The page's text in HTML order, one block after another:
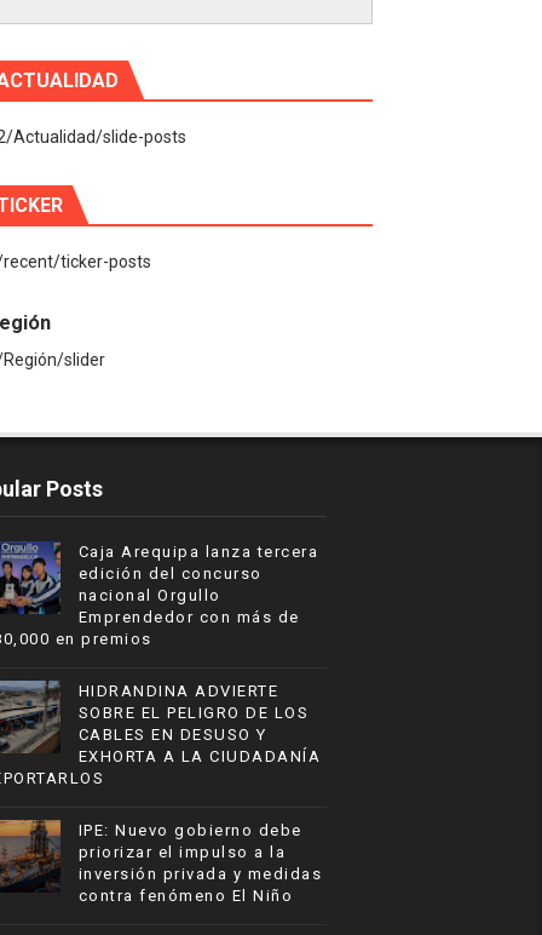
Actualidad/slide-posts
ticker-posts
slider
Posts
Caja Arequipa lanza tercera
edición del concurso
nacional Orgullo
Emprendedor con más de
en premios
HIDRANDINA ADVIERTE
SOBRE EL PELIGRO DE LOS
CABLES EN DESUSO Y
EXHORTA A LA CIUDADANÍA
IPE: Nuevo gobierno debe
priorizar el impulso a la
inversión privada y medidas
contra fenómeno El Niño